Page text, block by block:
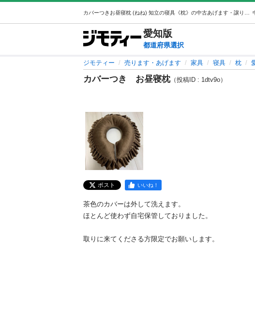
愛知版
都道府県選択
ジモティー 売ります・あげます 家具 寝具 枕
カバーつき お昼寝枕（投稿ID : 1dtv9o）
ポスト いいね！
茶色のカバーは外して洗えます。
ほとんど使わず自宅保管しておりました。
取りに来てくださる方限定でお願いします。